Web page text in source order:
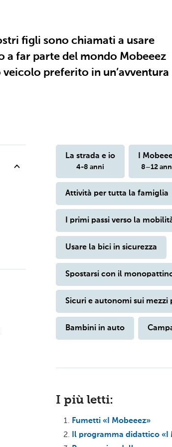
figli sono chiamati a usare
far parte del mondo Mobeeez
preferito in un’avventura
La strada e io
4-8 anni
I
8–12
Attività per tutta la famiglia
I primi passi verso la
Usare la bici in sicurezza
Spostarsi con il
Sicuri e autonomi sui mezzi
Bambini in auto
I più letti:
Fumetti «I Mobeeez»
Il programma didattico «I